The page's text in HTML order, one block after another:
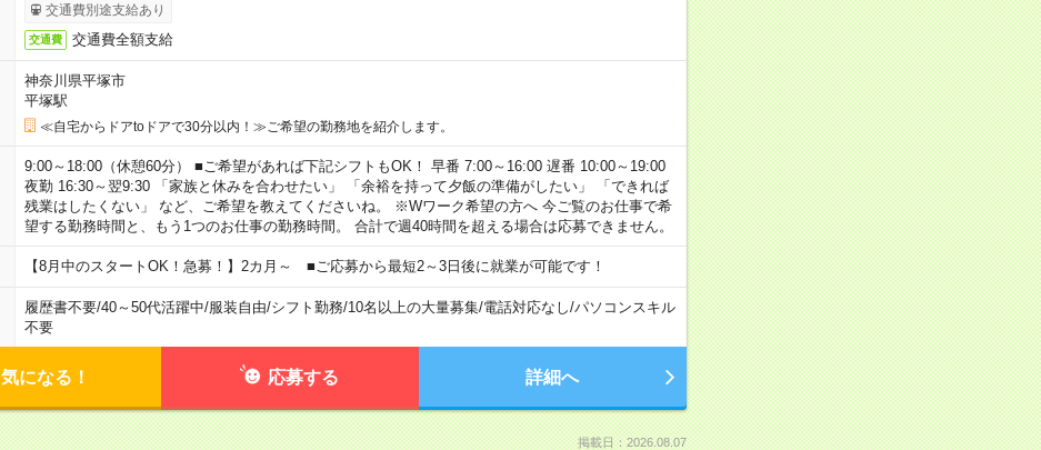
交通費別途支給あり
交通費 交通費全額支給
神奈川県平塚市
平塚駅
≪自宅からドアtoドアで30分以内！≫ご希望の勤務地を紹介します。
9:00～18:00（休憩60分） ■ご希望があれば下記シフトもOK！ 早番 7:00～16:00 遅番 10:00～19:00
夜勤 16:30～翌9:30 「家族と休みを合わせたい」 「余裕を持って夕飯の準備がしたい」 「できれば
残業はしたくない」 など、ご希望を教えてくださいね。 ※Wワーク希望の方へ 今ご覧のお仕事で希
望する勤務時間と、もう1つのお仕事の勤務時間。 合計で週40時間を超える場合は応募できません。
【8月中のスタートOK！急募！】2カ月～ ■ご応募から最短2～3日後に就業が可能です！
履歴書不要/40～50代活躍中/服装自由/シフト勤務/10名以上の大量募集/電話対応なし/パソコンスキル
不要
気になる！ 応募する 詳細へ
掲載日：2026.08.07